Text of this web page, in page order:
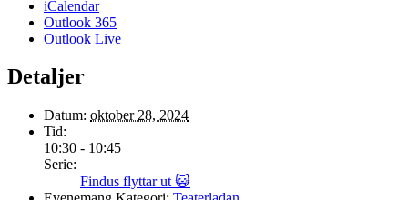
iCalendar
Outlook 365
Outlook Live
Detaljer
Datum: oktober 28, 2024
Tid:
10:30 - 10:45
Serie:
Findus flyttar ut 😺